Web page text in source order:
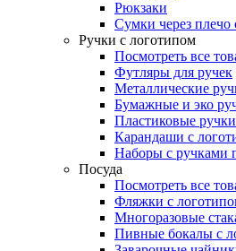
Рюкзаки
Сумки через плечо
Ручки с логотипом
Посмотреть все
Футляры для ручек
Металлические
Бумажные и эко
Пластиковые
Карандаши с
Наборы с ручками
Посуда
Посмотреть все
Фляжки с
Многоразовые
Пивные бокалы с